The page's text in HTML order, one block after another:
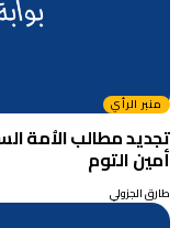
منبر الرأي
تجديد مطالب الاُمة
أمين التوم
طارق الجزولي